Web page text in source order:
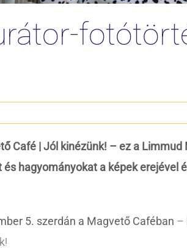
Café | Jól kinézünk! – ez a
hagyományokat a képek erejével
5. szerdán a Magvető Caféban –